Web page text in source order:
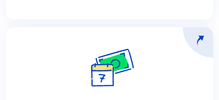
Ponavljajoča se plačila
Ponavljajoča se plačila omogočajo periodično
odloženo bremenitev strankine plačilne